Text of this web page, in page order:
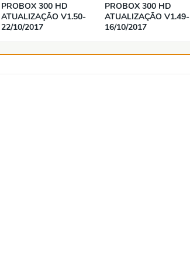
PROBOX 300 HD
ATUALIZAÇÃO V1.50-
22/10/2017
PROBOX 300 HD
ATUALIZAÇÃO V1.49-
16/10/2017